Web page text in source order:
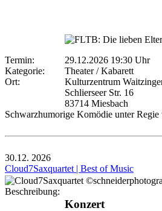
Termin:
29.12.2026 19:30 Uhr
Kategorie:
Theater / Kabarett
Ort:
Kulturzentrum
Schlierseer Str. 16
83714 Miesbach
Schwarzhumorige Komödie unter
30.12. 2026
Cloud7Saxquartet | Best of Music
Beschreibung:
Konzert